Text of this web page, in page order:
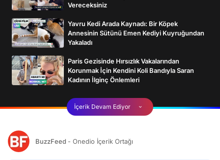
Vereceksiniz
Yavru Kedi Arada Kaynadı: Bir Köpek
Annesinin Sütünü Emen Kediyi Kuyruğundan
Yakaladı
Paris Gezisinde Hırsızlık Vakalarından
Korunmak İçin Kendini Koli Bandıyla Saran
Kadının İlginç Önlemleri
İçerik Devam Ediyor
BuzzFeed - Onedio İçerik Ortağı